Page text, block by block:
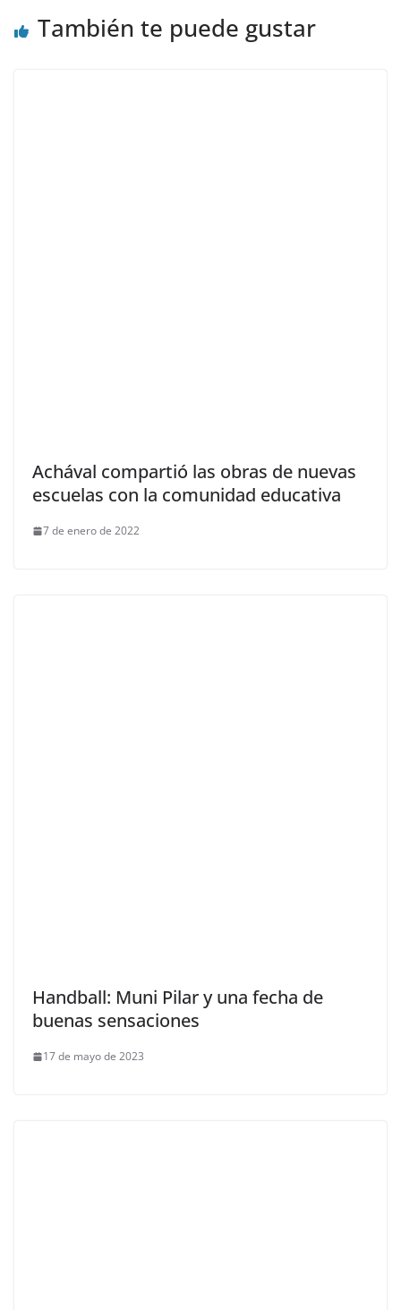
También te puede gustar
Achával compartió las obras de nuevas
escuelas con la comunidad educativa
7 de enero de 2022
Handball: Muni Pilar y una fecha de
buenas sensaciones
17 de mayo de 2023